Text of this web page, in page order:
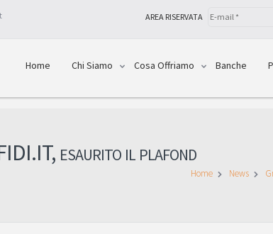
AREA RISERVATA
Home Chi Siamo Cosa Offriamo Banche
esaurito il plafond
Home News